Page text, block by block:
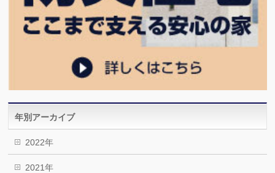
年別アーカイブ
2022年
2021年